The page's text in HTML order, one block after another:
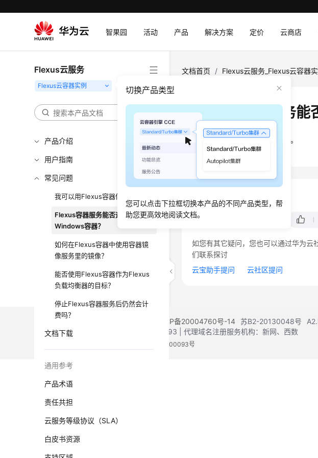
智果园 活动 产品 解决方案 定价 云商店
Flexus云服务
切换产品类型
您可以点击下拉框切换本产品的不同产品类型，帮
助您更高效地阅读文档。
产品介绍
用户指南
常见问题
我可以用Flexus容器做什么？
Flexus容器服务能否运行
Windows容器？
如何在Flexus容器中使用容器镜
像服务里的镜像？
能否使用Flexus容器作为Flexus
负载均衡器的目标？
停止Flexus容器服务后仍然会计
费吗？
文档下载
通用参考
产品术语
责任共担
云服务等级协议（SLA）
白皮书资源
文档首页 / Flexus云服务_Flexus云容器
Flexus容器服务能
不支持，当前只支持Linux容器。
文档内容是否对您有帮助？
如您有其它疑问，您也可以通过华为云
们联系探讨
云宝助手提问
云社区提问
©2026 Huaweicloud.com 版权所有 黔ICP备20004760号-14 苏B2-20130048号
增值电信业务经营许可证：B1.B2-20200593 | 代理域名注册服务机构：新网、西数
贵公网安备 52990002000093号